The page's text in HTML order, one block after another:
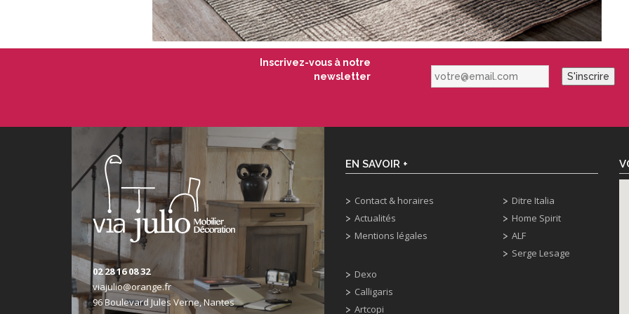
Inscrivez-vous à notre
newsletter
votre@email.com S'inscrire
02 28 16 08 32
viajulio@orange.fr
96 Boulevard Jules Verne, Nantes
EN SAVOIR +
Contact & horaires
Actualités
Mentions légales
Dexo
Calligaris
Artcopi
Ditre Italia
Home Spirit
ALF
Serge Lesage